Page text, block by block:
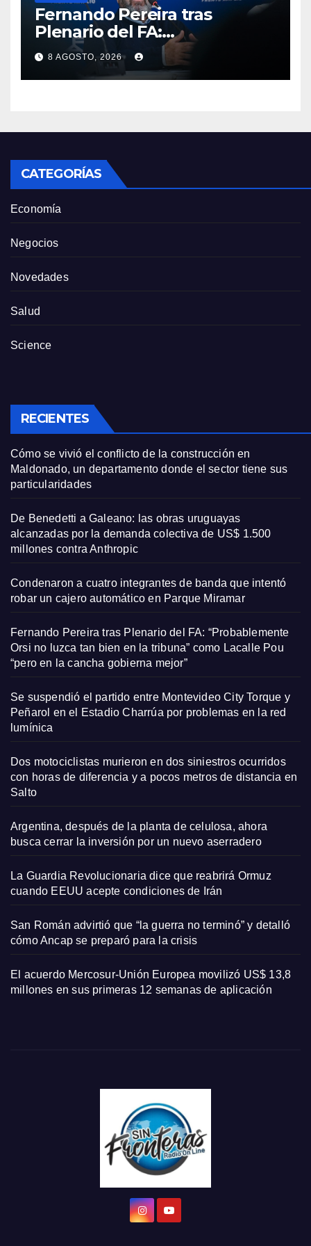
Fernando Pereira tras
Plenario del FA:
“Probablemente Orsi no
luzca tan bien en la tribuna”
como Lacalle Pou “pero en la
8 AGOSTO, 2026
CATEGORÍAS
Economía
Negocios
Novedades
Salud
Science
RECIENTES
Cómo se vivió el conflicto de la construcción en
Maldonado, un departamento donde el sector tiene sus
particularidades
De Benedetti a Galeano: las obras uruguayas
alcanzadas por la demanda colectiva de US$ 1.500
millones contra Anthropic
Condenaron a cuatro integrantes de banda que intentó
robar un cajero automático en Parque Miramar
Fernando Pereira tras Plenario del FA: “Probablemente
Orsi no luzca tan bien en la tribuna” como Lacalle Pou
“pero en la cancha gobierna mejor”
Se suspendió el partido entre Montevideo City Torque y
Peñarol en el Estadio Charrúa por problemas en la red
lumínica
Dos motociclistas murieron en dos siniestros ocurridos
con horas de diferencia y a pocos metros de distancia en
Salto
Argentina, después de la planta de celulosa, ahora
busca cerrar la inversión por un nuevo aserradero
La Guardia Revolucionaria dice que reabrirá Ormuz
cuando EEUU acepte condiciones de Irán
San Román advirtió que “la guerra no terminó” y detalló
cómo Ancap se preparó para la crisis
El acuerdo Mercosur-Unión Europea movilizó US$ 13,8
millones en sus primeras 12 semanas de aplicación